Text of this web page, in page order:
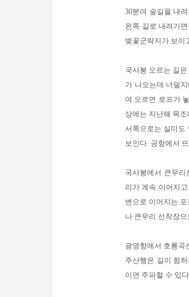
30분여 숲길을 내
왼쪽 길로 내려가
벚꽃군락지가 보이
국사봉 오르는 길
가 나오는데 너덜
여 오르면 로프가
상에는 지난해 목
서쪽으로는 실미도
보인다. 공항에서
국사봉에서 큰무
리가 계속 이어지
변으로 이어지는
나 큰무리 선착장
광명항에서 호룡곡
주산행은 길이 험
이면 주파할 수 있